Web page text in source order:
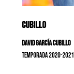
CUBILLO
David García Cubillo
Temporada 2020-2021